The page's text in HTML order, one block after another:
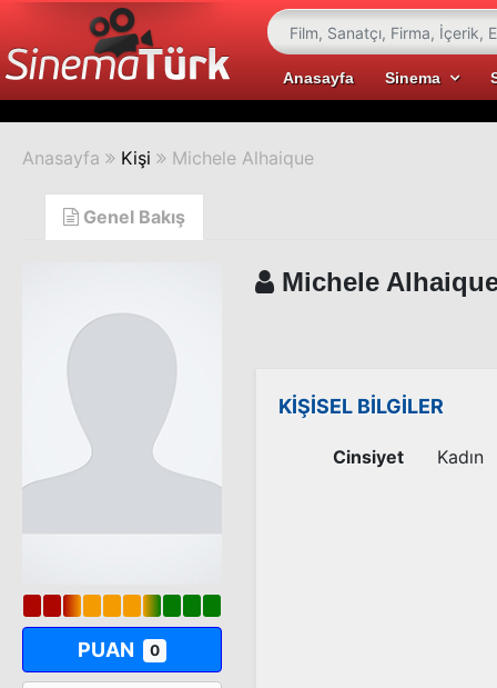
Anasayfa Sinema
Anasayfa Kişi Michele Alhaique
Genel Bakış
PUAN 0
Michele
KİŞİSEL BİLGİLER
Cinsiyet Kadın